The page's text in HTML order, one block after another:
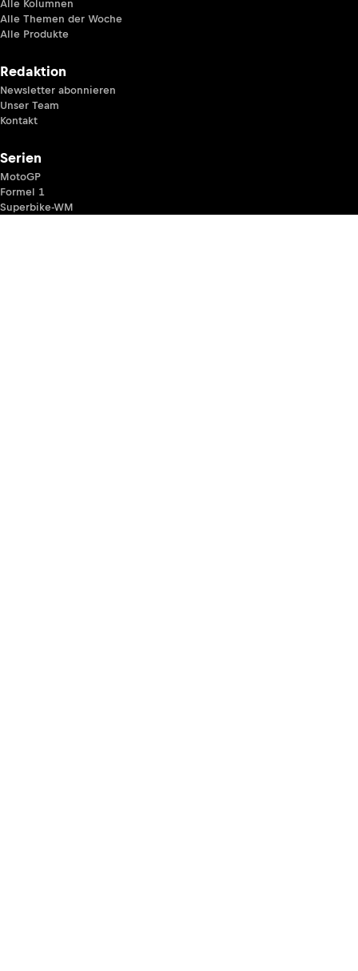
Alle Kolumnen
Alle Themen der Woche
Alle Produkte
Redaktion
Newsletter abonnieren
Unser Team
Kontakt
Serien
MotoGP
Formel 1
Superbike-WM